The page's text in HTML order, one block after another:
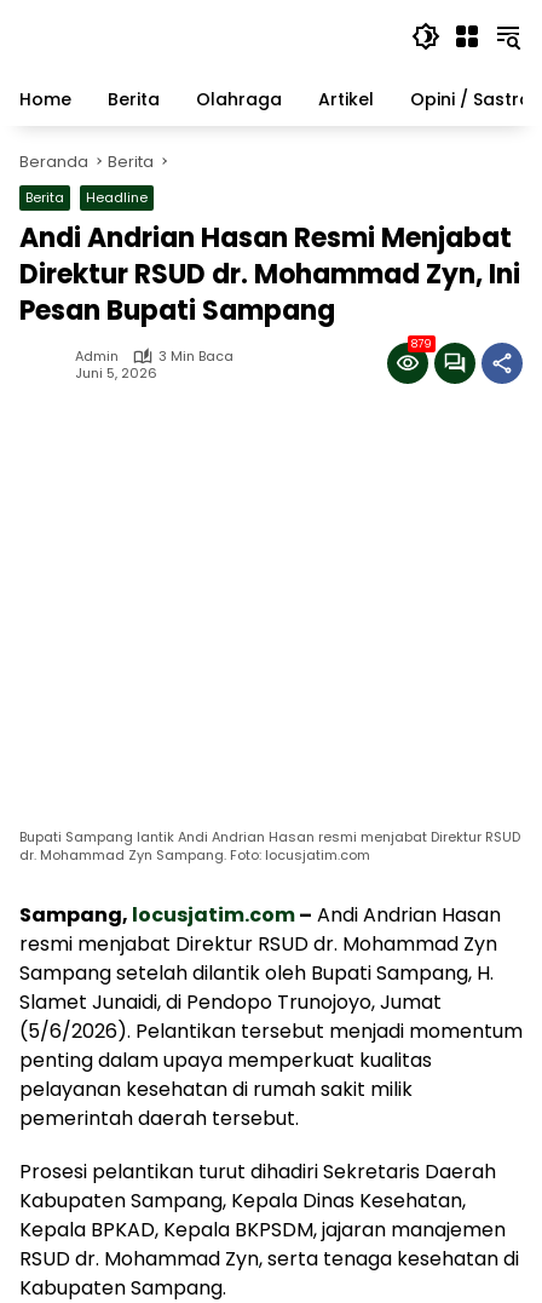
Home
Berita Olahraga Artikel Opini / Sastra
Beranda Berita
Berita Headline
Andi Andrian Hasan Resmi Menjabat
Direktur RSUD dr. Mohammad Zyn, Ini
Pesan Bupati Sampang
Admin
3 Min Baca
Juni 5, 2026
879
Bupati Sampang lantik Andi Andrian Hasan resmi menjabat Direktur RSUD
dr. Mohammad Zyn Sampang. Foto: locusjatim.com
Sampang, locusjatim.com– Andi Andrian Hasan
resmi menjabat Direktur RSUD dr. Mohammad Zyn
Sampang setelah dilantik oleh Bupati Sampang, H.
Slamet Junaidi, di Pendopo Trunojoyo, Jumat
(5/6/2026). Pelantikan tersebut menjadi momentum
penting dalam upaya memperkuat kualitas
pelayanan kesehatan di rumah sakit milik
pemerintah daerah tersebut.
Prosesi pelantikan turut dihadiri Sekretaris Daerah
Kabupaten Sampang, Kepala Dinas Kesehatan,
Kepala BPKAD, Kepala BKPSDM, jajaran manajemen
RSUD dr. Mohammad Zyn, serta tenaga kesehatan di
Kabupaten Sampang.